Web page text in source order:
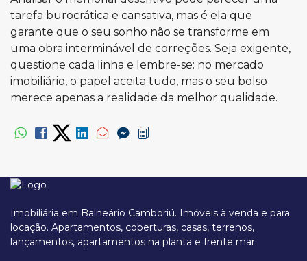
tarefa burocrática e cansativa, mas é ela que
garante que o seu sonho não se transforme em
uma obra interminável de correções. Seja exigente,
questione cada linha e lembre-se: no mercado
imobiliário, o papel aceita tudo, mas o seu bolso
merece apenas a realidade da melhor qualidade.
Imobiliária em Balneário Camboriú. Imóveis à venda e para
locação. Apartamentos, coberturas, casas, terrenos,
lançamentos, apartamentos na planta e frente mar.